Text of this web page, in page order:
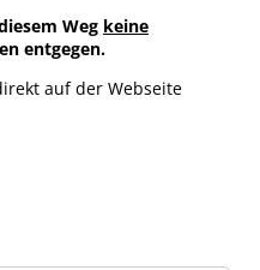
Weg keine
entgegen.
auf der Webseite